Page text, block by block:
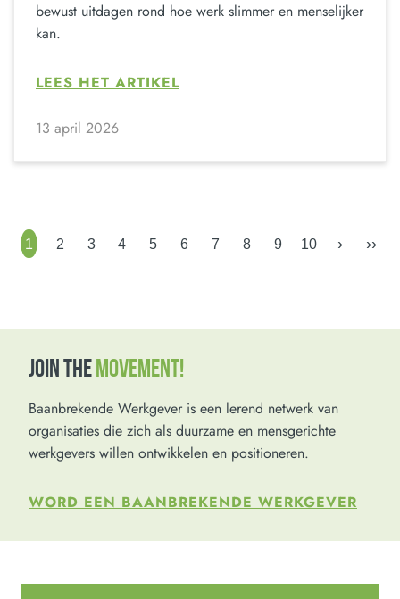
bewust uitdagen rond hoe werk slimmer en menselijker
kan.
LEES HET ARTIKEL
13 april 2026
1 2 3 4 5 6 7 8 9 10 › ››
JOIN THEMOVEMENT!
Baanbrekende Werkgever is een lerend netwerk van
organisaties die zich als duurzame en mensgerichte
werkgevers willen ontwikkelen en positioneren.
WORD EEN BAANBREKENDE WERKGEVER